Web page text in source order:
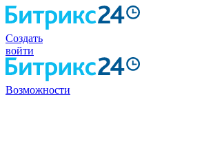
Создать
войти
Возможности